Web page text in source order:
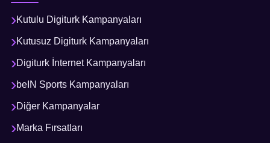
Kutulu Digiturk Kampanyaları
Kutusuz Digiturk Kampanyaları
Digiturk İnternet Kampanyaları
beIN Sports Kampanyaları
Diğer Kampanyalar
Marka Fırsatları